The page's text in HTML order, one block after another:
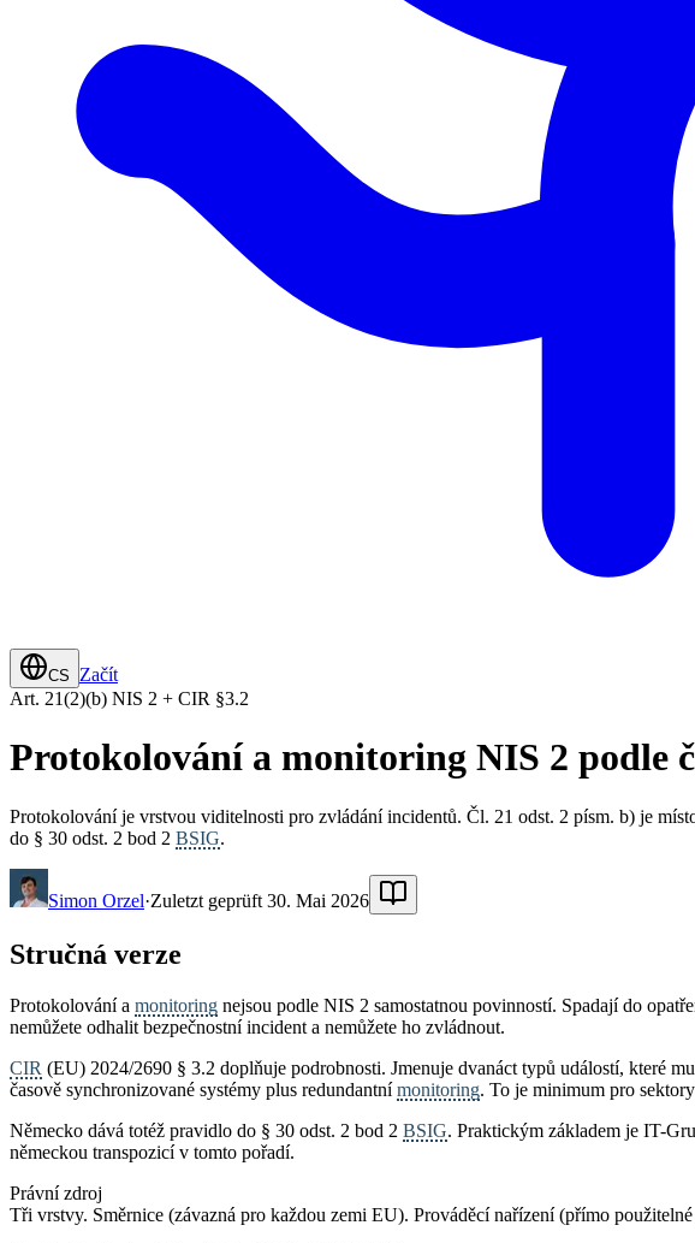
CS
Začít
Art. 21(2)(b) NIS 2 + CIR §3.2
Protokolování a monitoring NIS 2 podle
Protokolování je vrstvou viditelnosti pro zvládání incidentů. Čl. 21 odst. 2 písm. b) je
do § 30 odst. 2 bod 2 BSIG.
Simon Orzel·Zuletzt geprüft 30. Mai 2026
Stručná verze
Protokolování a monitoring nejsou podle NIS 2 samostatnou povinností. Spadají do
nemůžete odhalit bezpečnostní incident a nemůžete ho zvládnout.
CIR (EU) 2024/2690 § 3.2 doplňuje podrobnosti. Jmenuje dvanáct typů událostí, které
časově synchronizované systémy plus redundantnímonitoring. To je minimum pro
Německo dává totéž pravidlo do § 30 odst. 2 bod 2 BSIG. Praktickým základem je IT-
německou transpozicí v tomto pořadí.
Právní zdroj
Tři vrstvy. Směrnice (závazná pro každou zemi EU). Prováděcí nařízení (přímo